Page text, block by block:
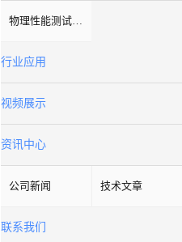
物理性能测试仪器
行业应用
视频展示
资讯中心
公司新闻 技术文章
联系我们